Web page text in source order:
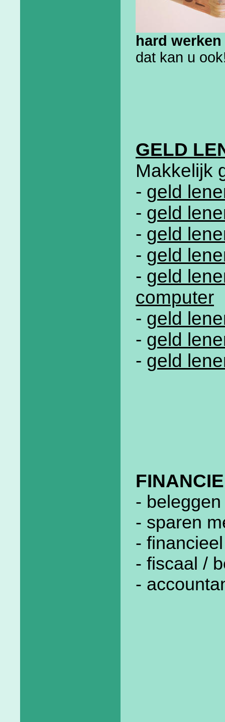
hard
dat kan u
GELD
Makkelijk
- geld
- geld
- geld
- geld
- geld
computer
- geld
- geld
- geld
-
- sparen
-
- fiscaal /
-